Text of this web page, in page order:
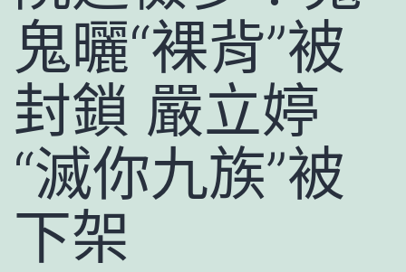
鬼曬“裸背”被
封鎖 嚴立婷
“滅你九族”被
下架